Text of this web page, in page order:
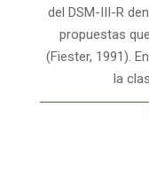
del DSM-III-R
propuestas
(Fiester, 1991).
la